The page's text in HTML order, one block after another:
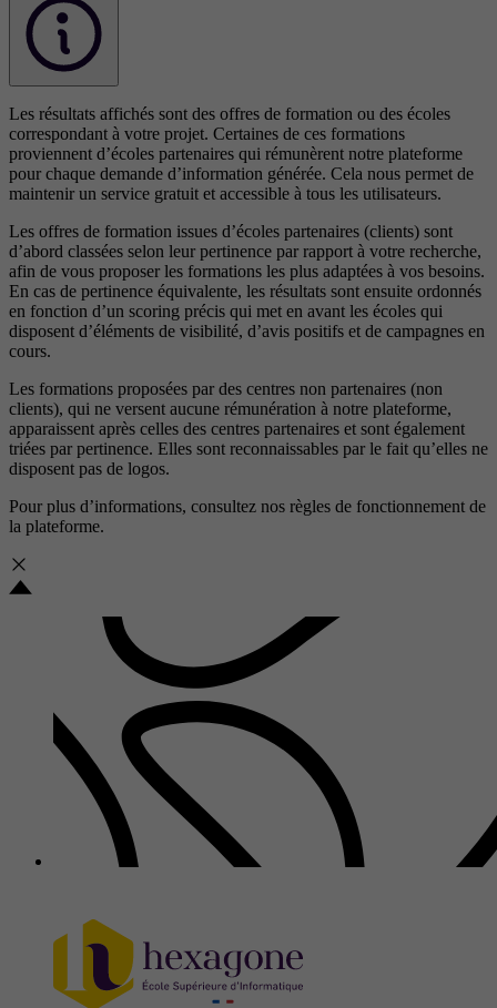
Les résultats affichés sont des offres de formation ou des écoles
correspondant à votre projet. Certaines de ces formations
proviennent d’écoles partenaires qui rémunèrent notre plateforme
pour chaque demande d’information générée. Cela nous permet de
maintenir un service gratuit et accessible à tous les utilisateurs.
Les offres de formation issues d’écoles partenaires (clients) sont
d’abord classées selon leur pertinence par rapport à votre recherche,
afin de vous proposer les formations les plus adaptées à vos besoins.
En cas de pertinence équivalente, les résultats sont ensuite ordonnés
en fonction d’un scoring précis qui met en avant les écoles qui
disposent d’éléments de visibilité, d’avis positifs et de campagnes en
cours.
Les formations proposées par des centres non partenaires (non
clients), qui ne versent aucune rémunération à notre plateforme,
apparaissent après celles des centres partenaires et sont également
triées par pertinence. Elles sont reconnaissables par le fait qu’elles ne
disposent pas de logos.
Pour plus d’informations, consultez nos règles de fonctionnement de
la plateforme.